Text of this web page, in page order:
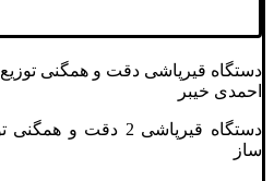
دستگاه قیرپاشی دقت و همگنی
احمدی خیبر
دستگاه قیرپاشی 2
ساز